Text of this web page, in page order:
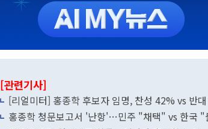
[관련기사]
[리얼미터] 홍종학 후보자 임명, 찬성 42% vs 반
홍종학 청문보고서 '난항'…민주 "채택" vs 한국 "